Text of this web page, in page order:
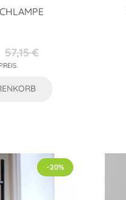
57,15 €
-20%